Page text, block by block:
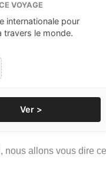
VOYAGE
internationale pour
travers le monde.
Ver >
nous allons vous dire